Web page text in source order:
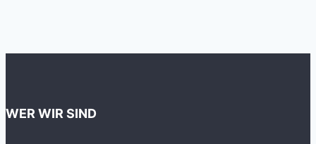
WER WIR SIND